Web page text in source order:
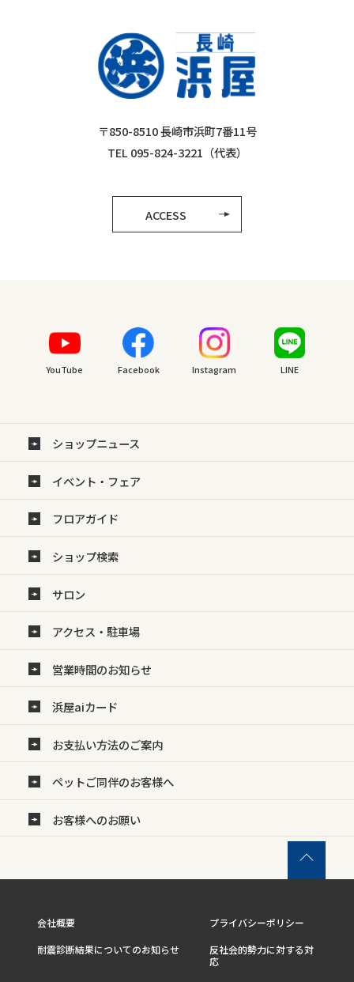
〒850-8510 長崎市浜町7番11号
TEL 095-824-3221（代表）
ACCESS
YouTube Facebook Instagram LINE
ショップニュース
イベント・フェア
フロアガイド
ショップ検索
サロン
アクセス・駐車場
営業時間のお知らせ
浜屋aiカード
お支払い方法のご案内
ペットご同伴のお客様へ
お客様へのお願い
会社概要
プライバシーポリシー
耐震診断結果についてのお知らせ
反社会的勢力に対する対
応